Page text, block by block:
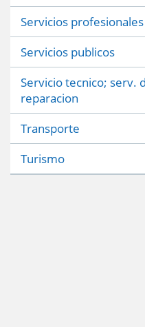
Servicios profesionales
Servicios publicos
Servicio tecnico; serv.
reparacion
Transporte
Turismo